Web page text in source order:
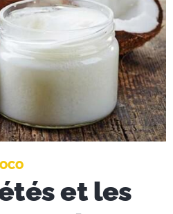
et les